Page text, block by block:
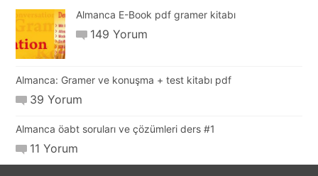
Almanca E-Book pdf gramer kitabı
149 Yorum
Almanca: Gramer ve konuşma + test kitabı pdf
39 Yorum
Almanca öabt soruları ve çözümleri ders #1
11 Yorum